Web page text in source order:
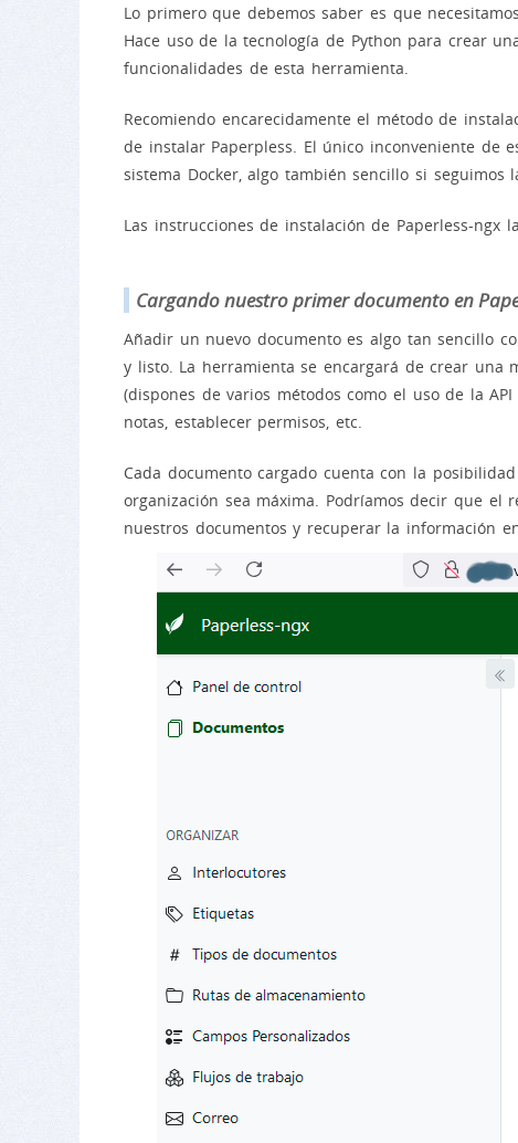
Lo primero que debemos saber es que
Hace uso de la tecnología de Python para crear
funcionalidades de esta herramienta.
Recomiendo encarecidamente el método de
de instalar Paperpless. El único inconveniente de
sistema Docker, algo también sencillo si seguimos
Las instrucciones de instalación de Paperless-
Cargando nuestro primer documento en
Añadir un nuevo documento es algo tan sencillo
y listo. La herramienta se encargará de crear una
(dispones de varios métodos como el uso de la
notas, establecer permisos, etc.
Cada documento cargado cuenta con la
organización sea máxima. Podríamos decir que
nuestros documentos y recuperar la información